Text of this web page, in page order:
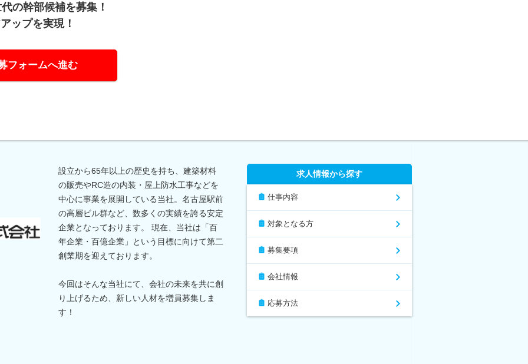
の幹部候補を募集！
ップを実現！
フォームへ進む
設立から65年以上の歴史を持ち、建築材料
の販売やRC造の内装・屋上防水工事などを
中心に事業を展開している当社。名古屋駅前
の高層ビル群など、数多くの実績を誇る安定
企業となっております。 現在、当社は「百
年企業・百億企業」という目標に向けて第二
創業期を迎えております。
今回はそんな当社にて、会社の未来を共に創
り上げるため、新しい人材を増員募集しま
す！
求人情報から探す
仕事内容
対象となる方
募集要項
会社情報
応募方法